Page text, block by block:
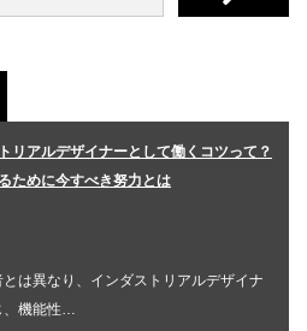
リアルデザイナーとして働くコツって？
ために今すべき努力とは
は異なり、インダストリアルデザイナ
機能性…